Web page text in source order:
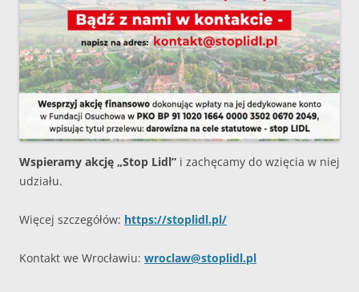
Wspieramy akcję „Stop Lidl” i zachęcamy do wzięcia w niej
udziału.
Więcej szczegółów: https://stoplidl.pl/
Kontakt we Wrocławiu: wroclaw@stoplidl.pl